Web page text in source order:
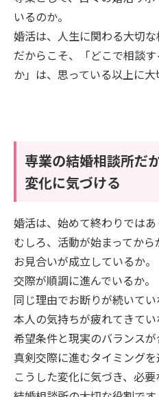
いるのか。
婚活は、人生に関わる大切な
だからこそ、「どこで相談
か」は、思っている以上に大
専業の結婚相談所だ
変化に気づける
婚活は、始めて終わりではあ
むしろ、活動が始まってから
お見合いが成立しているか。
交際が順調に進んでいるか。
同じ理由でお断りが続いてい
本人の気持ちが疲れてきてい
希望条件と現実のバランスが
真剣交際に進むタイミングを
こうした変化に気づき、必要